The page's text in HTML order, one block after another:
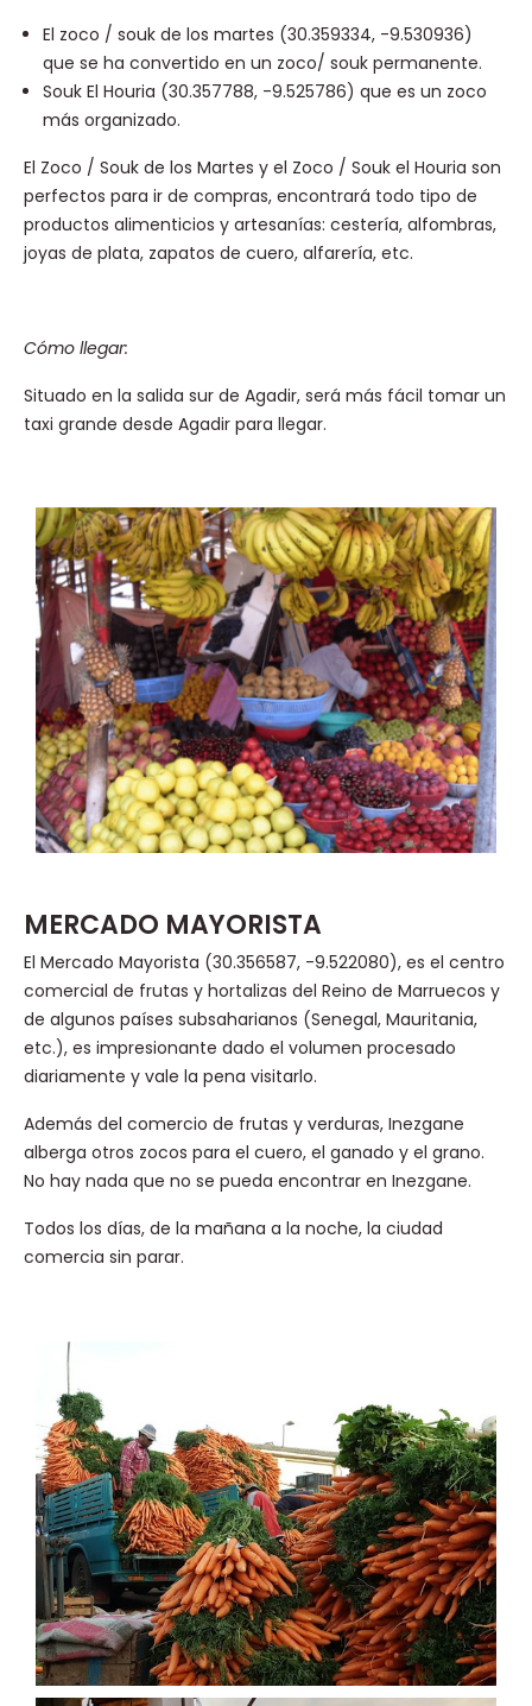
El zoco / souk de los martes (30.359334, -9.530936)
que se ha convertido en un zoco/ souk permanente.
Souk El Houria (30.357788, -9.525786) que es un zoco
más organizado.
El Zoco / Souk de los Martes y el Zoco / Souk el Houria son
perfectos para ir de compras, encontrará todo tipo de
productos alimenticios y artesanías: cestería, alfombras,
joyas de plata, zapatos de cuero, alfarería, etc.
Cómo llegar:
Situado en la salida sur de Agadir, será más fácil tomar un
taxi grande desde Agadir para llegar.
MERCADO MAYORISTA
El Mercado Mayorista (30.356587, -9.522080), es el centro
comercial de frutas y hortalizas del Reino de Marruecos y
de algunos países subsaharianos (Senegal, Mauritania,
etc.), es impresionante dado el volumen procesado
diariamente y vale la pena visitarlo.
Además del comercio de frutas y verduras, Inezgane
alberga otros zocos para el cuero, el ganado y el grano.
No hay nada que no se pueda encontrar en Inezgane.
Todos los días, de la mañana a la noche, la ciudad
comercia sin parar.